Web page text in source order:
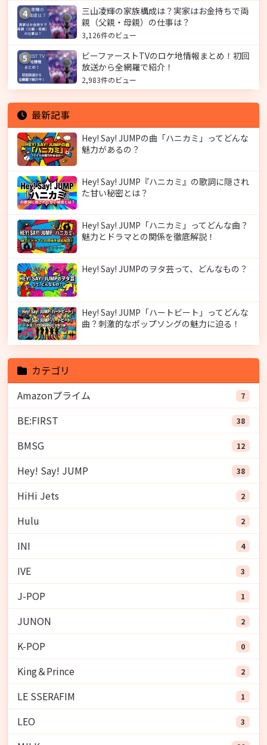
4
三山凌輝の家族構成は？実家はお金持ちで両
親（父親・母親）の仕事は？
3,126件のビュー
5
ビーファーストTVのロケ地情報まとめ！初回
放送から全網羅で紹介！
2,983件のビュー
最新記事
Hey! Say! JUMPの曲「ハニカミ」ってどんな
魅力があるの？
Hey! Say! JUMP『ハニカミ』の歌詞に隠され
た甘い秘密とは？
Hey! Say! JUMP「ハニカミ」ってどんな曲？
魅力とドラマとの関係を徹底解説！
Hey! Say! JUMPのヲタ芸って、どんなもの？
Hey! Say! JUMP「ハートビート」ってどんな
曲？刺激的なポップソングの魅力に迫る！
カテゴリ
Amazonプライム
7
BE:FIRST 38
BMSG 12
Hey! Say! JUMP 38
HiHi Jets 2
Hulu 2
INI 4
IVE 3
J-POP 1
JUNON 2
K-POP 0
King＆Prince 2
LE SSERAFIM 1
LEO 3